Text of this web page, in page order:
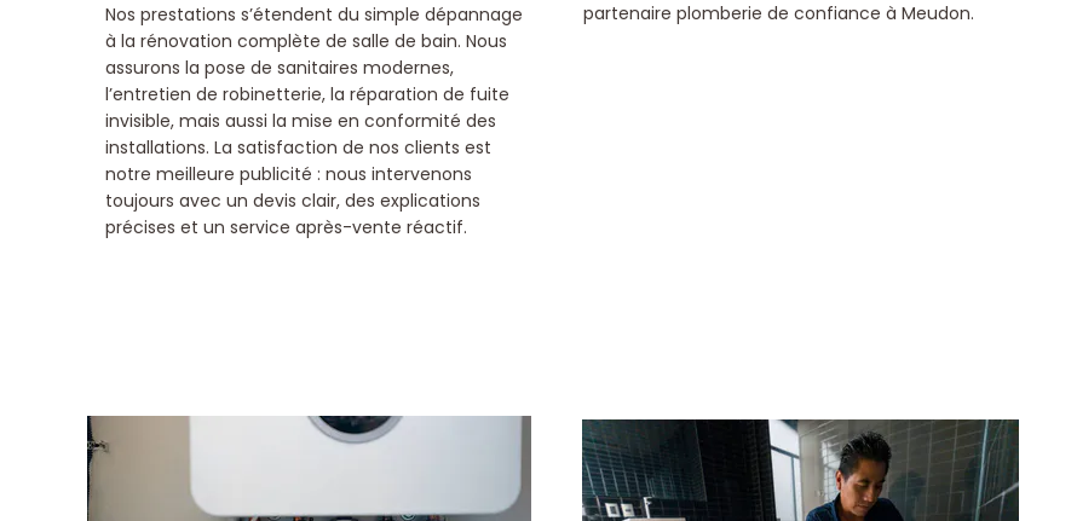
partenaire plomberie de confiance à Meudon.
Nos prestations s’étendent du simple dépannage
à la rénovation complète de salle de bain. Nous
assurons la pose de sanitaires modernes,
l’entretien de robinetterie, la réparation de fuite
invisible, mais aussi la mise en conformité des
installations. La satisfaction de nos clients est
notre meilleure publicité : nous intervenons
toujours avec un devis clair, des explications
précises et un service après-vente réactif.